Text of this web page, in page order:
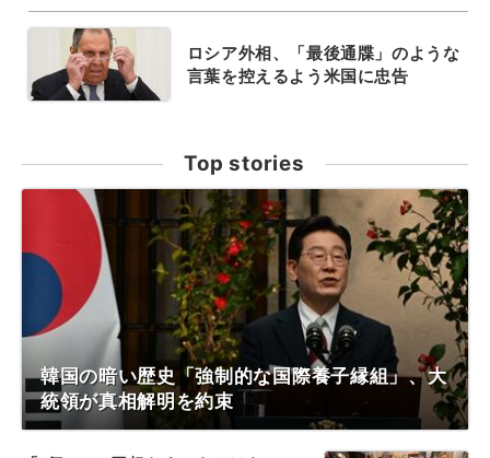
ロシア外相、「最後通牒」のような
言葉を控えるよう米国に忠告
Top stories
韓国の暗い歴史「強制的な国際養子縁組」、大
統領が真相解明を約束